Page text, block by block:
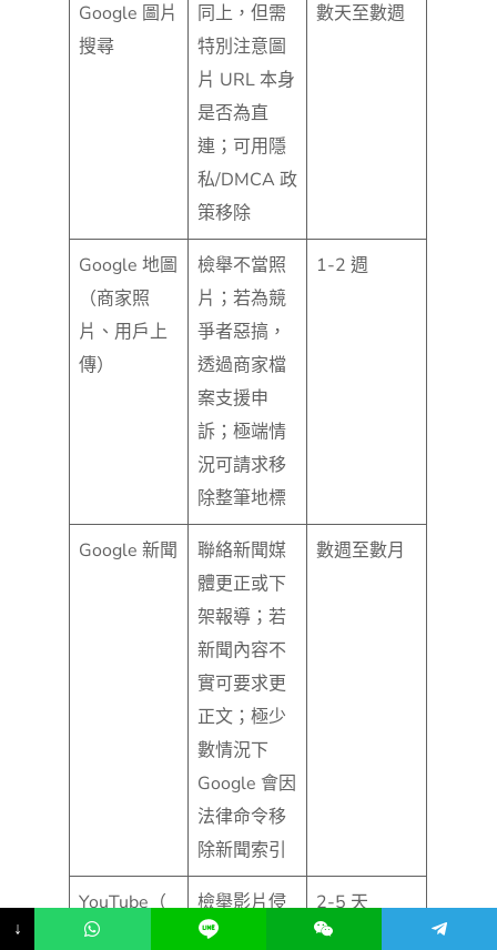
Google 圖片
搜尋
同上，但需
特別注意圖
片 URL 本身
是否為直
連；可用隱
私/DMCA 政
策移除
數天至數週
Google 地圖
（商家照
片、用戶上
傳）
檢舉不當照
片；若為競
爭者惡搞，
透過商家檔
案支援申
訴；極端情
況可請求移
除整筆地標
1-2 週
Google 新聞
聯絡新聞媒
體更正或下
架報導；若
新聞內容不
實可要求更
正文；極少
數情況下
Google 會因
法律命令移
除新聞索引
數週至數月
YouTube（
影片、縮
檢舉影片侵
犯隱私、騷
2-5 天
↓